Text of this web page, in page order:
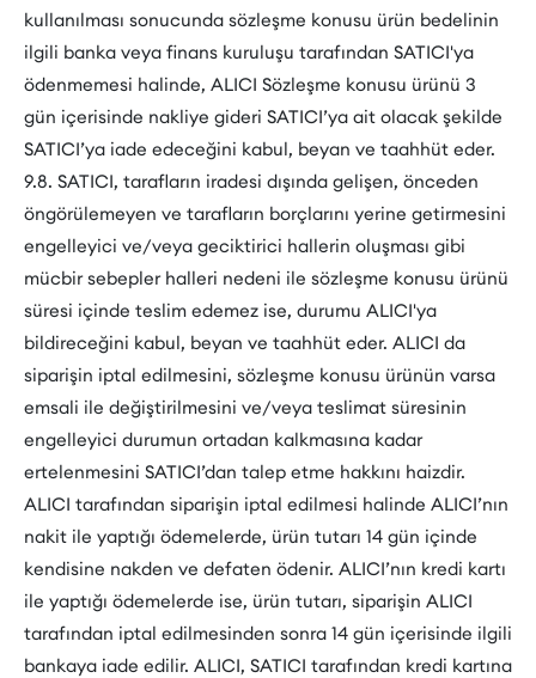
kullanılması sonucunda sözleşme konusu ürün bedelinin
ilgili banka veya finans kuruluşu tarafından SATICI'ya
ödenmemesi halinde, ALICI Sözleşme konusu ürünü 3
gün içerisinde nakliye gideri SATICI’ya ait olacak şekilde
SATICI’ya iade edeceğini kabul, beyan ve taahhüt eder.
9.8. SATICI, tarafların iradesi dışında gelişen, önceden
öngörülemeyen ve tarafların borçlarını yerine getirmesini
engelleyici ve/veya geciktirici hallerin oluşması gibi
mücbir sebepler halleri nedeni ile sözleşme konusu ürünü
süresi içinde teslim edemez ise, durumu ALICI'ya
bildireceğini kabul, beyan ve taahhüt eder. ALICI da
siparişin iptal edilmesini, sözleşme konusu ürünün varsa
emsali ile değiştirilmesini ve/veya teslimat süresinin
engelleyici durumun ortadan kalkmasına kadar
ertelenmesini SATICI’dan talep etme hakkını haizdir.
ALICI tarafından siparişin iptal edilmesi halinde ALICI’nın
nakit ile yaptığı ödemelerde, ürün tutarı 14 gün içinde
kendisine nakden ve defaten ödenir. ALICI’nın kredi kartı
ile yaptığı ödemelerde ise, ürün tutarı, siparişin ALICI
tarafından iptal edilmesinden sonra 14 gün içerisinde ilgili
bankaya iade edilir. ALICI, SATICI tarafından kredi kartına